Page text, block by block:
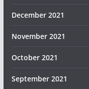
December 2021
November 2021
October 2021
September 2021